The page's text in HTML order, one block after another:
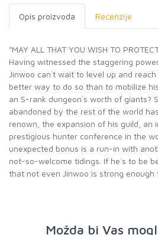
Opis proizvoda Recenzije
"MAY ALL THAT YOU WISH TO
Having witnessed the staggering
Jinwoo can`t wait to level up and
better way to do so than to mobilize
an S-rank dungeon`s worth of giants?
abandoned by the rest of the world
renown, the expansion of his guild, an
prestigious hunter conference in the
unexpected bonus is a run-in with
not-so-welcome tidings. If he`s to be
that not even Jinwoo is strong enough
Možda bi Vas